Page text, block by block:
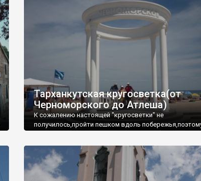
Тарханкутская кругосветка(от
Черноморского до Атлеша)
К сожалению настоящей "кругосветки" не
получилось,пройти пешком вдоль